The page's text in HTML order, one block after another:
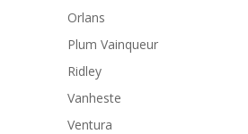
Orlans
Plum Vainqueur
Ridley
Vanheste
Ventura